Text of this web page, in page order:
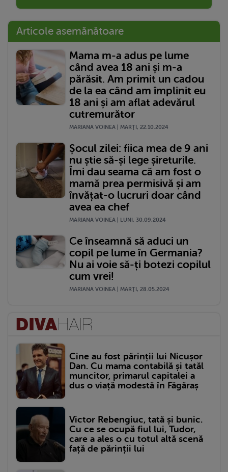
Articole asemănătoare
Mama m-a adus pe lume
când avea 18 ani și m-a
părăsit. Am primit un cadou
de la ea când am împlinit eu
18 ani și am aflat adevărul
cutremurător
MARIANA VOINEA | MARŢI, 22.10.2024
Șocul zilei: fiica mea de 9 ani
nu știe să-și lege șireturile.
Îmi dau seama că am fost o
mamă prea permisivă și am
învățat-o lucruri doar când
avea ea chef
MARIANA VOINEA | LUNI, 30.09.2024
Ce înseamnă să aduci un
copil pe lume în Germania?
Nu ai voie să-ți botezi copilul
cum vrei!
MARIANA VOINEA | MARŢI, 28.05.2024
Cine au fost părinții lui Nicușor
Dan. Cu mama contabilă și tatăl
muncitor, primarul capitalei a
dus o viață modestă în Făgăraș
Victor Rebengiuc, tată și bunic.
Cu ce se ocupă fiul lui, Tudor,
care a ales o cu totul altă scenă
față de părinții lui